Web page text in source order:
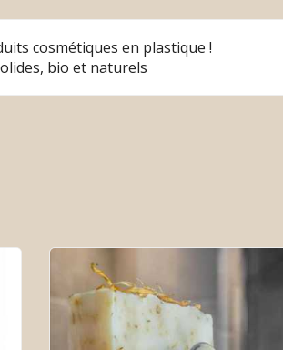
cosmétiques en plastique !
bio et naturels